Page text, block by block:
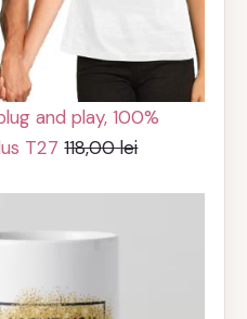
and play, 100%
T27 118,00lei